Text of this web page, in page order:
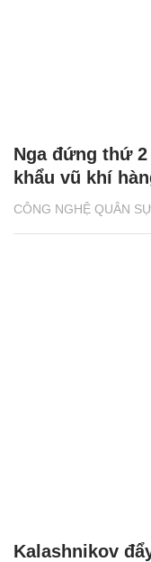
CÔNG NGHỆ QUÂN
Nga đứng thứ
khẩu vũ khí
Kalashnikov